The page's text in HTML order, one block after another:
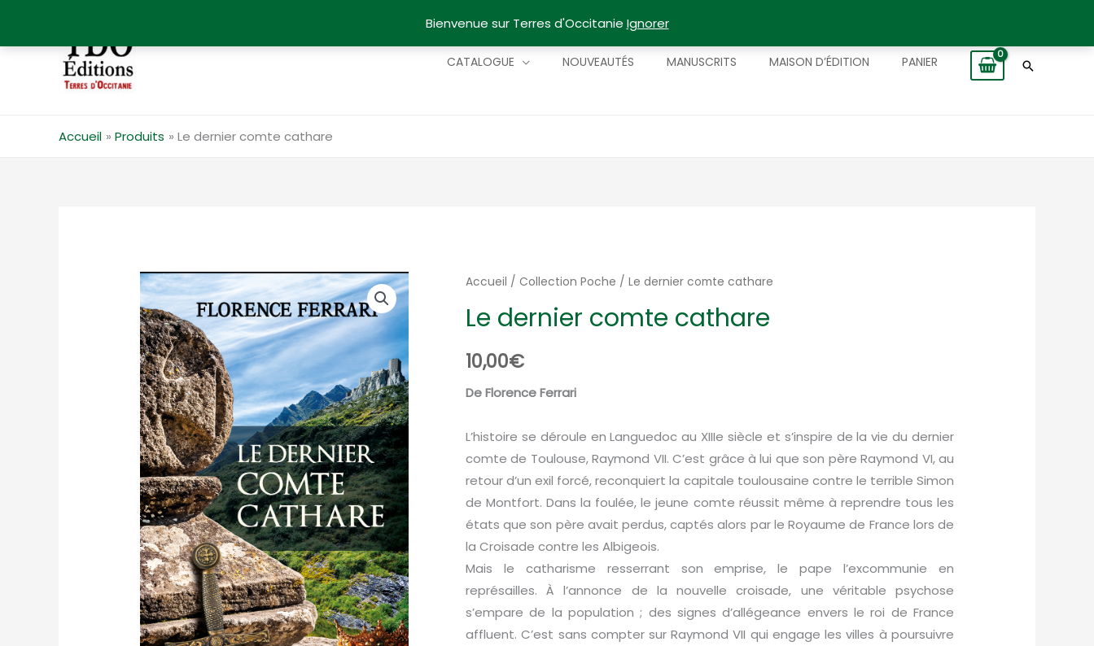
Bienvenue sur Terres d'Occitanie Ignorer
CATALOGUE NOUVEAUTÉS MANUSCRITS MAISON D’ÉDITION PANIER
Accueil Produits Le dernier comte cathare
Accueil /Collection Poche / Le dernier comte cathare
Le dernier comte cathare
10,00€
De Florence Ferrari
L’histoire se déroule en Languedoc au XIIIe siècle et s’inspire de la vie du dernier
comte de Toulouse, Raymond VII. C’est grâce à lui que son père Raymond VI, au
retour d’un exil forcé, reconquiert la capitale toulousaine contre le terrible Simon
de Montfort. Dans la foulée, le jeune comte réussit même à reprendre tous les
états que son père avait perdus, captés alors par le Royaume de France lors de
la Croisade contre les Albigeois.
Mais le catharisme resserrant son emprise, le pape l’excommunie en
représailles. À l’annonce de la nouvelle croisade, une véritable psychose
s’empare de la population ; des signes d’allégeance envers le roi de France
affluent. C’est sans compter sur Raymond VII qui engage les villes à poursuivre